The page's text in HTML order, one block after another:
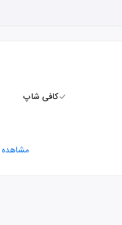
کافی شاپ
مشاهده